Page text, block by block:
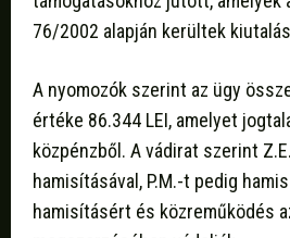
76/2002 alapján kerültek
A nyomozók szerint az ügy
értéke 86.344 LEI, amelyet
közpénzből. A vádirat szerint
hamisításával, P.M.-t pedig
hamisításért és közreműködés